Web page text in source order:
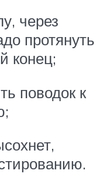
через
протянуть
конец;
поводок к